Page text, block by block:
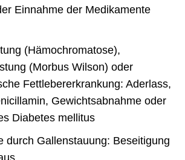
Einnahme der Medikamente
(Hämochromatose),
(Morbus Wilson) oder
Fettlebererkrankung: Aderlass,
Gewichtsabnahme oder
Diabetes mellitus
durch Gallenstauung: Beseitigung